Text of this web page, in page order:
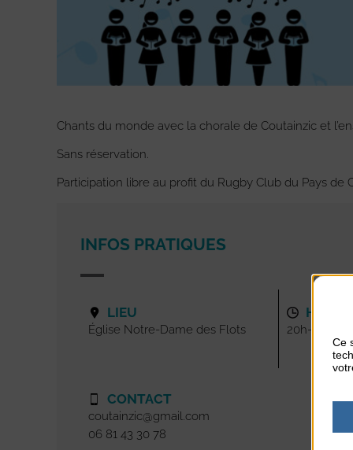
Chants du monde avec la chorale de Coutainzic et
Sans réservation.
Participation libre au profit du Rugby Club du Pays de
INFOS PRATIQUES
LIEU
Église Notre-Dame des Flots
CONTACT
coutainzic@gmail.com
06 81 43 30 78
20h-22h
Ce